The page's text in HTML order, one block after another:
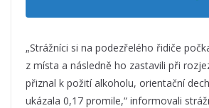
„Strážníci si na podezřelého řidiče
z místa a následně ho zastavili při
přiznal k požití alkoholu, orientační
ukázala 0,17 promile,“ informovali